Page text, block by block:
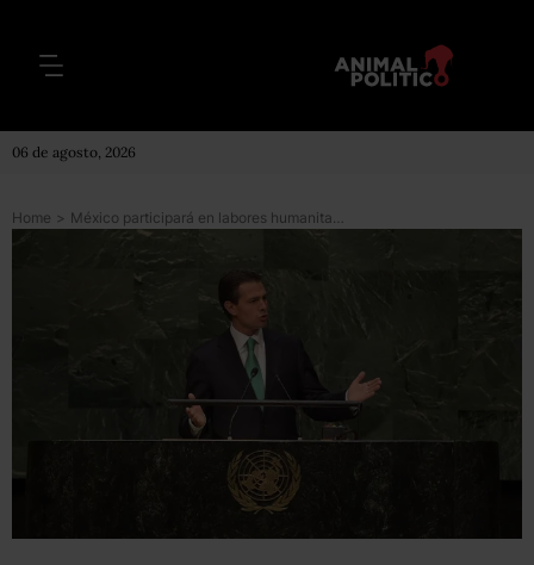
06 de agosto, 2026
Home > México participará en labores humanitarias de la ONU